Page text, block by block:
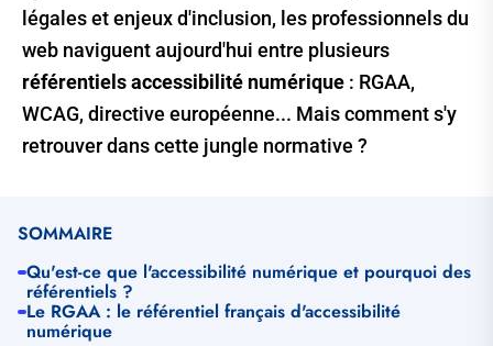
légales et enjeux d'inclusion, les professionnels du
web naviguent aujourd'hui entre plusieurs
référentiels accessibilité numérique : RGAA,
WCAG, directive européenne... Mais comment s'y
retrouver dans cette jungle normative ?
SOMMAIRE
Qu'est-ce que l'accessibilité numérique et pourquoi des
référentiels ?
Le RGAA : le référentiel français d'accessibilité
numérique